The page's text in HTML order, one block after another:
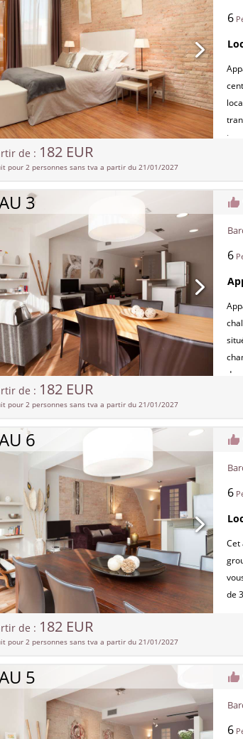
6
de : 182 EUR
pour 2 personnes sans tva a partir du 21/01/2027
3
6
qui
de : 182 EUR
pour 2 personnes sans tva a partir du 21/01/2027
6
6
Cet
de
à
de : 182 EUR
pour 2 personnes sans tva a partir du 21/01/2027
5
6